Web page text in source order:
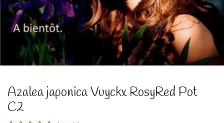
Azalea japonica Vuyckx RosyRed Pot
C2